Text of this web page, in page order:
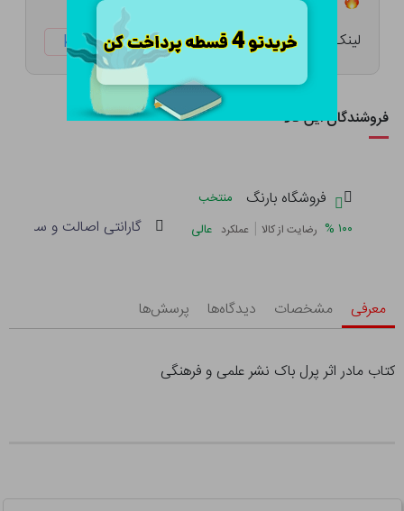
لینک کوتاه: ketabtala.com/sbp-40260
فروشندگان این کالا
فروشگاه بارنگ
منتخب
۱۰۰ % رضایت از کالا | عملکرد عالی گارانتی اصالت و سلامت
معرفی مشخصات دیدگاه‌ها پرسش‌ها
کتاب مادر اثر پرل باک نشر علمی و فرهنگی